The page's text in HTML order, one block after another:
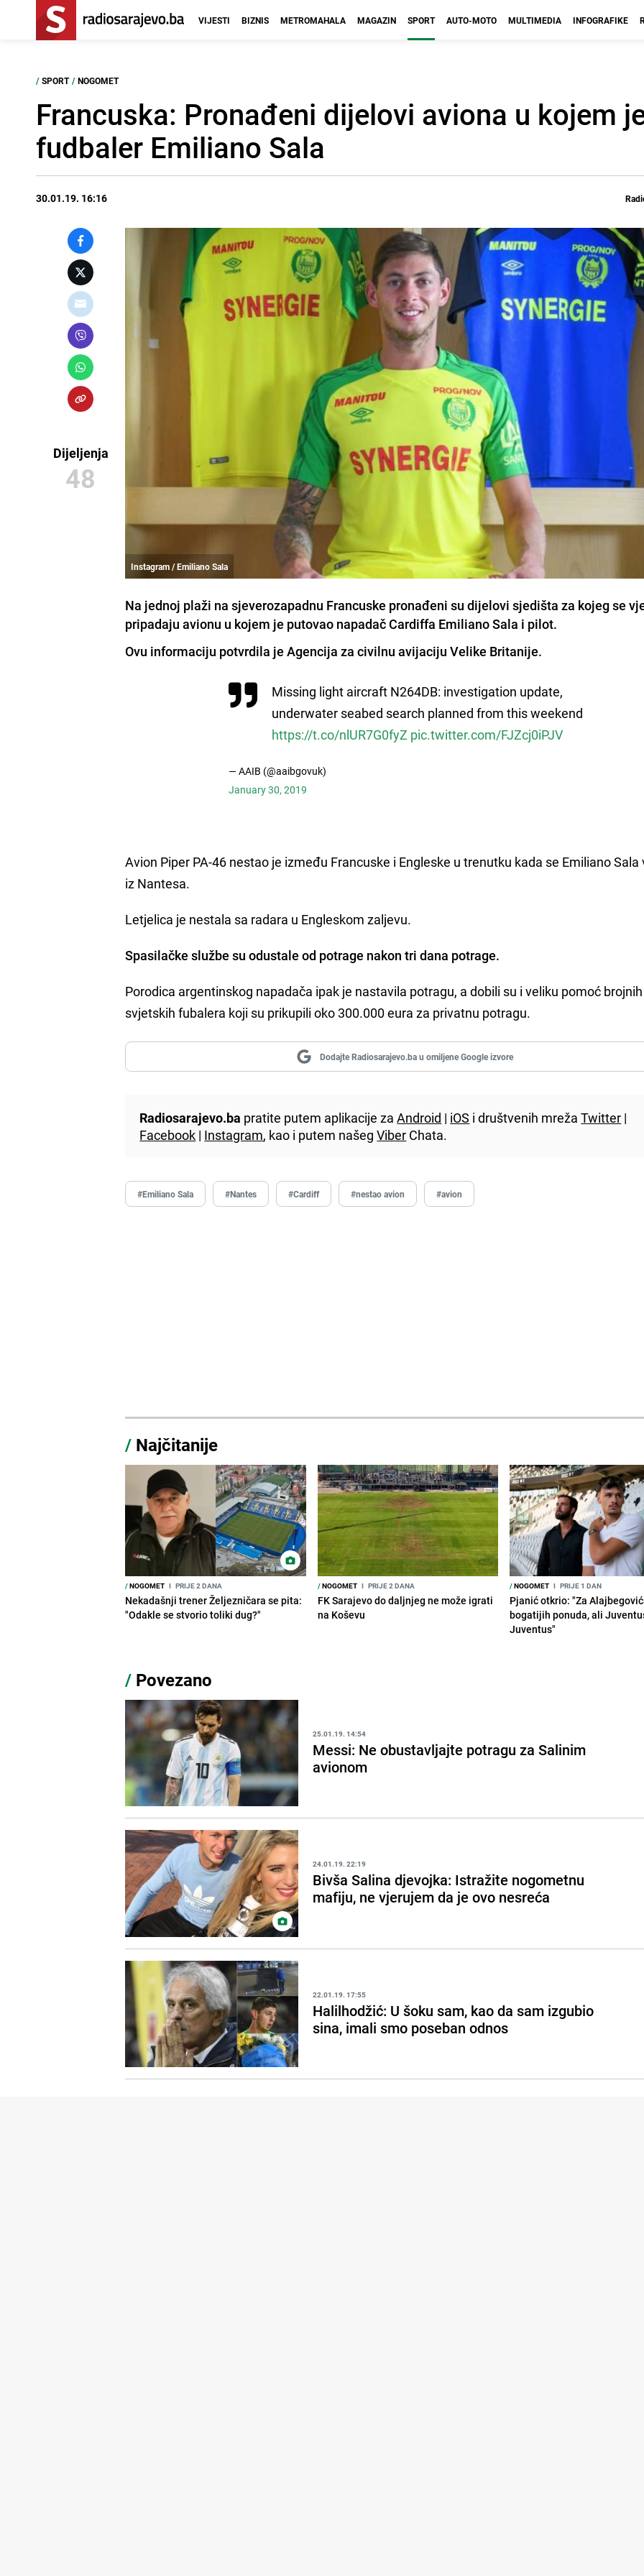
VIJESTI BIZNIS METROMAHALA MAGAZIN SPORT AUTO-MOTO MULTIMEDIA INFOGRAFIKE
/ SPORT / NOGOMET
Francuska: Pronađeni dijelovi aviona u kojem
fudbaler Emiliano Sala
30.01.19. 16:16
Dijeljenja
48
Instagram / Emiliano Sala
Na jednoj plaži na sjeverozapadnu Francuske pronađeni su dijelovi sjedišta za kojeg se
pripadaju avionu u kojem je putovao napadač Cardiffa Emiliano Sala i pilot.
Ovu informaciju potvrdila je Agencija za civilnu avijaciju Velike Britanije.
Missing light aircraft N264DB: investigation update,
underwater seabed search planned from this weekend
https://t.co/nlUR7G0fyZ pic.twitter.com/FJZcj0iPJV
— AAIB (@aaibgovuk)
January 30, 2019
Avion Piper PA-46 nestao je između Francuske i Engleske u trenutku kada se Emiliano Sala
iz Nantesa.
Letjelica je nestala sa radara u Engleskom zaljevu.
Spasilačke službe su odustale od potrage nakon tri dana potrage.
Porodica argentinskog napadača ipak je nastavila potragu, a dobili su i veliku pomoć brojnih
svjetskih fubalera koji su prikupili oko 300.000 eura za privatnu potragu.
Dodajte Radiosarajevo.ba u omiljene Google izvore
Radiosarajevo.ba pratite putem aplikacije zaAndroid | iOS i društvenih mrežaTwitter |
Facebook | Instagram, kao i putem našegViber Chata.
#Emiliano Sala #Nantes #Cardiff #nestao avion #avion
/ Najčitanije
/NOGOMET I PRIJE 2 DANA
Nekadašnji trener Željezničara se pita:
"Odakle se stvorio toliki dug?"
/NOGOMET I PRIJE 2 DANA
FK Sarajevo do daljnjeg ne može igrati
na Koševu
/NOGOMET I PRIJE 1 DAN
Pjanić otkrio: "Za
bogatijih ponuda, ali
Juventus"
/ Povezano
25.01.19. 14:54
Messi: Ne obustavljajte potragu za Salinim
avionom
24.01.19. 22:19
Bivša Salina djevojka: Istražite nogometnu
mafiju, ne vjerujem da je ovo nesreća
22.01.19. 17:55
Halilhodžić: U šoku sam, kao da sam izgubio
sina, imali smo poseban odnos